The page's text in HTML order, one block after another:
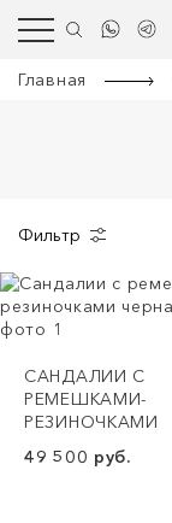
Главная
Фильтр
САНДАЛИИ С
РЕМЕШКАМИ-
РЕЗИНОЧКАМИ
49 500 руб.